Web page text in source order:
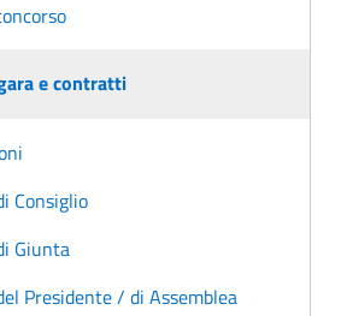
e contratti
Consiglio
Giunta
Presidente / di Assemblea